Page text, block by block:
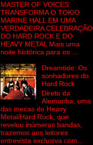
MASTER OF VOICES
TRANSFORMA O TOKIO
MARINE HALL EM UMA
VERDADEIRA CELEBRAÇÃO
DO HARD ROCK E DO
HEAVY METAL Mais uma
noite histórica para os ...
Dreamtide: Os
sonhadores do
Hard Rock
Direto da
Alemanha, uma
das mecas do Heavy
Metal/Hard Rock, que
revelou inúmeras bandas,
trazemos aos leitores
entrevista exclusiva com...